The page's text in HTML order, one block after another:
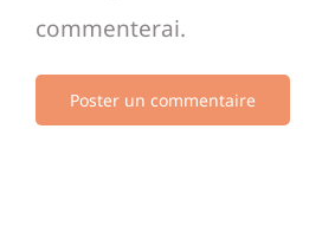
commenterai.